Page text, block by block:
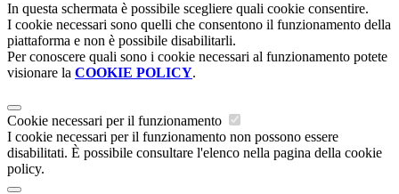
In questa schermata è possibile scegliere quali cookie consentire.
I cookie necessari sono quelli che consentono il funzionamento della
piattaforma e non è possibile disabilitarli.
Per conoscere quali sono i cookie necessari al funzionamento potete
visionare la COOKIE POLICY.
Cookie necessari per il funzionamento
I cookie necessari per il funzionamento non possono essere
disabilitati. È possibile consultare l'elenco nella pagina della cookie
policy.